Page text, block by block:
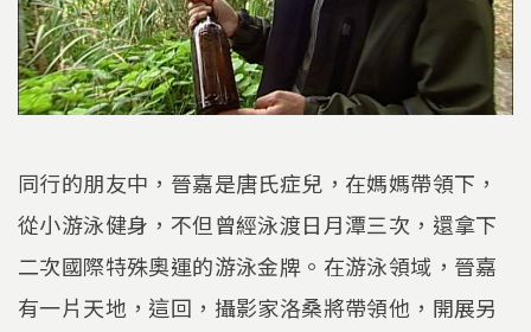
同行的朋友中，晉嘉是唐氏症兒，在媽媽帶領下，
從小游泳健身，不但曾經泳渡日月潭三次，還拿下
二次國際特殊奧運的游泳金牌。在游泳領域，晉嘉
有一片天地，這回，攝影家洛桑將帶領他，開展另